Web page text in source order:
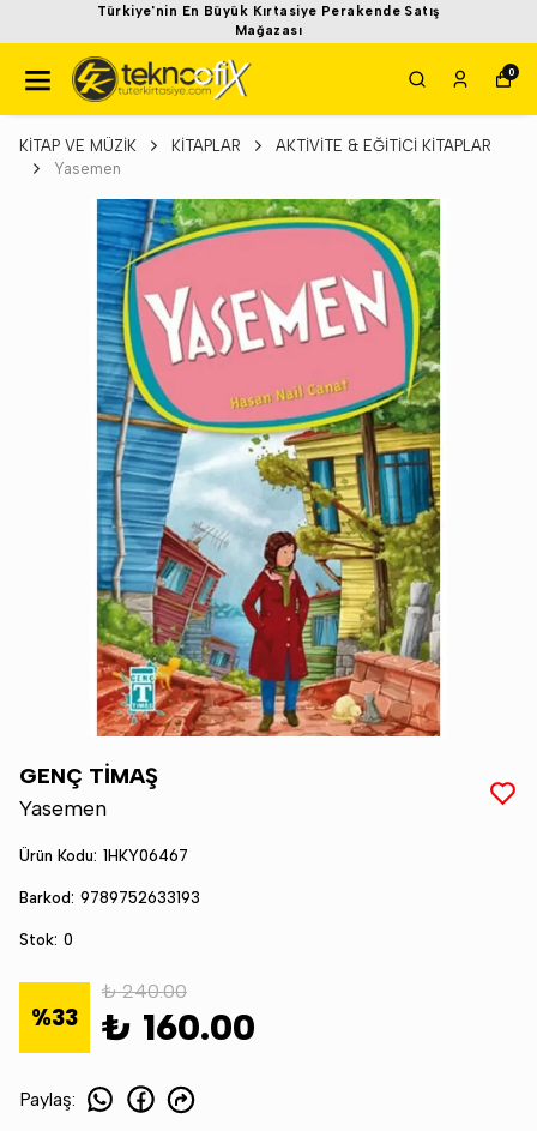
Türkiye'nin En Büyük Kırtasiye Perakende Satış
Mağazası
0
KİTAP VE MÜZİK KİTAPLAR
AKTİVİTE & EĞİTİCİ KİTAPLAR
Yasemen
GENÇ TİMAŞ
Yasemen
Ürün Kodu: 1HKY06467
Barkod: 9789752633193
Stok: 0
%33
₺ 240.00
₺ 160.00
Paylaş: